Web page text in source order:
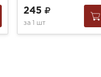
245
за 1 шт